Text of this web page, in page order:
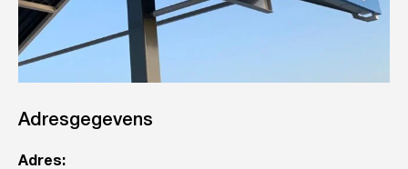
Adresgegevens
Adres: